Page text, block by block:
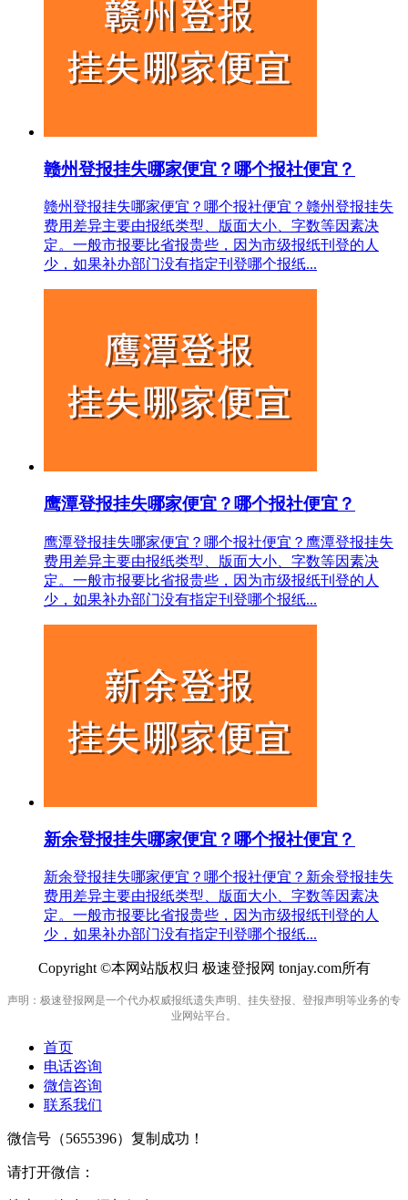
赣州登报挂失哪家便宜？哪个报社便宜？
赣州登报挂失哪家便宜？哪个报社便宜？赣州登报挂失
费用差异主要由报纸类型、版面大小、字数等因素决
定。一般市报要比省报贵些，因为市级报纸刊登的人
少，如果补办部门没有指定刊登哪个报纸...
鹰潭登报挂失哪家便宜？哪个报社便宜？
鹰潭登报挂失哪家便宜？哪个报社便宜？鹰潭登报挂失
费用差异主要由报纸类型、版面大小、字数等因素决
定。一般市报要比省报贵些，因为市级报纸刊登的人
少，如果补办部门没有指定刊登哪个报纸...
新余登报挂失哪家便宜？哪个报社便宜？
新余登报挂失哪家便宜？哪个报社便宜？新余登报挂失
费用差异主要由报纸类型、版面大小、字数等因素决
定。一般市报要比省报贵些，因为市级报纸刊登的人
少，如果补办部门没有指定刊登哪个报纸...
Copyright ©本网站版权归 极速登报网 tonjay.com所有
声明：极速登报网是一个代办权威报纸遗失声明、挂失登报、登报声明等业务的专
业网站平台。
首页
电话咨询
微信咨询
联系我们
微信号（5655396）复制成功！
请打开微信：